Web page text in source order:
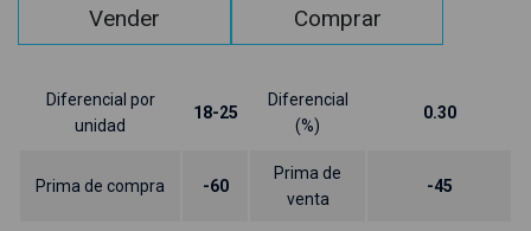
Vender Comprar
Diferencial por
unidad
18-25
Diferencial
(%)
0.30
Prima de compra -60
Prima de
venta
-45